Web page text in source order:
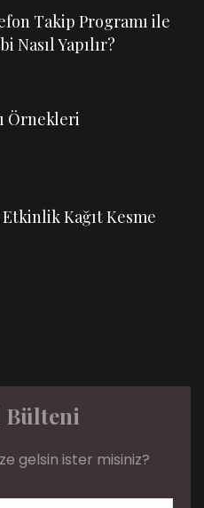
Takip Programı ile
Nasıl Yapılır?
Örnekleri
Kağıt Kesme
gelsin ister misiniz?